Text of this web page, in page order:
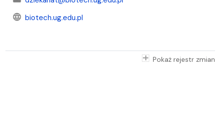
language biotech.ug.edu.pl
Pokaż rejestr zmian